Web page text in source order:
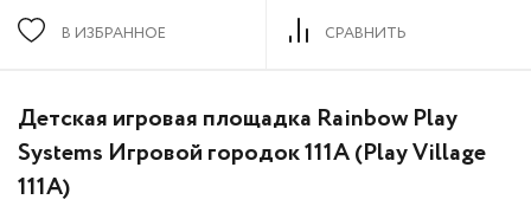
В ИЗБРАННОЕ СРАВНИТЬ
Детская игровая площадка Rainbow Play
Systems Игровой городок 111A (Play Village
111A)